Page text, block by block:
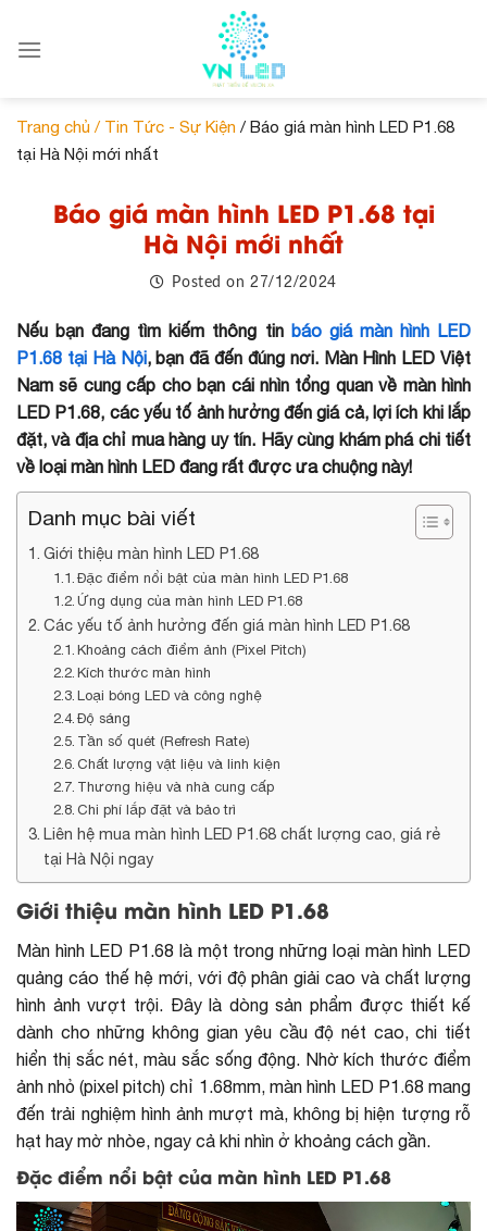
Trang chủ / Tin Tức - Sự Kiện / Báo giá màn hình LED P1.68
tại Hà Nội mới nhất
Báo giá màn hình LED P1.68 tại
Hà Nội mới nhất
Posted on27/12/2024
Nếu bạn đang tìm kiếm thông tin báo giá màn hình LED
P1.68 tại Hà Nội, bạn đã đến đúng nơi. Màn Hình LED Việt
Nam sẽ cung cấp cho bạn cái nhìn tổng quan về màn hình
LED P1.68, các yếu tố ảnh hưởng đến giá cả, lợi ích khi lắp
đặt, và địa chỉ mua hàng uy tín. Hãy cùng khám phá chi tiết
về loại màn hình LED đang rất được ưa chuộng này!
Danh mục bài viết
Giới thiệu màn hình LED P1.68
Đặc điểm nổi bật của màn hình LED P1.68
Ứng dụng của màn hình LED P1.68
Các yếu tố ảnh hưởng đến giá màn hình LED P1.68
Khoảng cách điểm ảnh (Pixel Pitch)
Kích thước màn hình
Loại bóng LED và công nghệ
Độ sáng
Tần số quét (Refresh Rate)
Chất lượng vật liệu và linh kiện
Thương hiệu và nhà cung cấp
Chi phí lắp đặt và bảo trì
Liên hệ mua màn hình LED P1.68 chất lượng cao, giá rẻ
tại Hà Nội ngay
Giới thiệu màn hình LED P1.68
Màn hình LED P1.68 là một trong những loại màn hình LED
quảng cáothế hệ mới, với độ phân giải cao và chất lượng
hình ảnh vượt trội. Đây là dòng sản phẩm được thiết kế
dành cho những không gian yêu cầu độ nét cao, chi tiết
hiển thị sắc nét, màu sắc sống động. Nhờ kích thước điểm
ảnh nhỏ (pixel pitch) chỉ 1.68mm, màn hình LED P1.68 mang
đến trải nghiệm hình ảnh mượt mà, không bị hiện tượng rỗ
hạt hay mờ nhòe, ngay cả khi nhìn ở khoảng cách gần.
Đặc điểm nổi bật của màn hình LED P1.68